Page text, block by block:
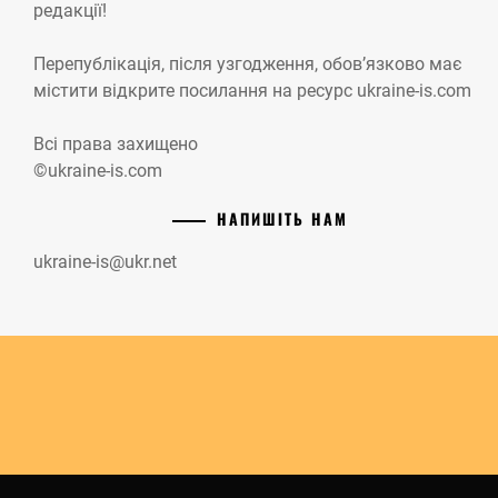
редакції!
Перепублікація, після узгодження, обов’язково має
містити відкрите посилання на ресурс ukraine-is.com
Всі права захищено
©ukraine-is.com
НАПИШІТЬ НАМ
ukraine-is@ukr.net